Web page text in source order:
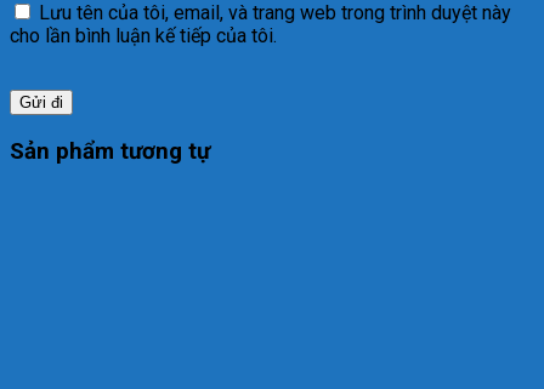
Lưu tên của tôi, email, và trang web trong trình duyệt này
cho lần bình luận kế tiếp của tôi.
Sản phẩm tương tự